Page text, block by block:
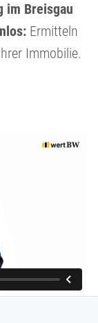
im Breisgau
Ermitteln
Immobilie.